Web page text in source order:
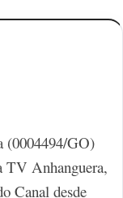
(0004494/GO)
TV Anhanguera,
Canal desde